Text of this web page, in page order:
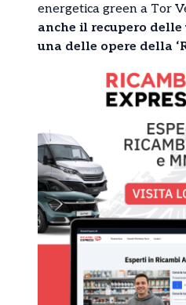
energetica green a Tor
anche il recupero
una delle opere della